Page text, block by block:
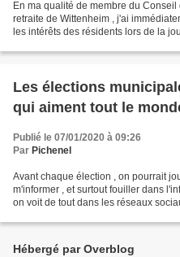
En ma qualité de membre du
retraite de Wittenheim , j'ai
les intérêts des résidents lors de la
Les élections
qui aiment tout le
Publié le 07/01/2020 à 09:26
Par Pichenel
Avant chaque élection , on pourrait
m'informer , et surtout fouiller dans
on voit de tout dans les réseaux
Hébergé par Overblog